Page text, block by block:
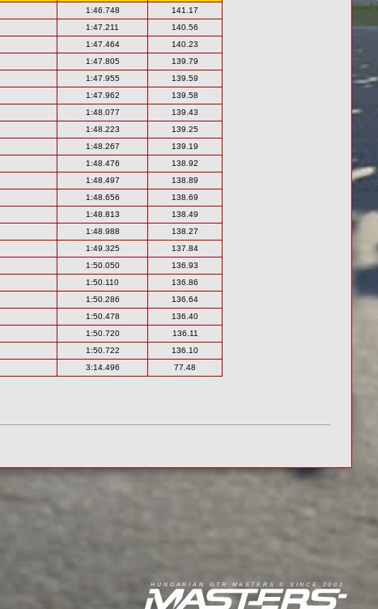
1:46.748
141.17
1:47.211
140.56
1:47.464
140.23
1:47.805
139.79
1:47.955
139.59
1:47.962
139.58
1:48.077
139.43
1:48.223
139.25
1:48.267
139.19
1:48.476
138.92
1:48.497
138.89
1:48.656
138.69
1:48.813
138.49
1:48.988
138.27
1:49.325
137.84
1:50.050
136.93
1:50.110
136.86
1:50.286
136.64
1:50.478
136.40
1:50.720
136.11
1:50.722
136.10
3:14.496 77.48
H U N G A R I A N G T R M A S T E R S © S I N C E 2 0 0 1